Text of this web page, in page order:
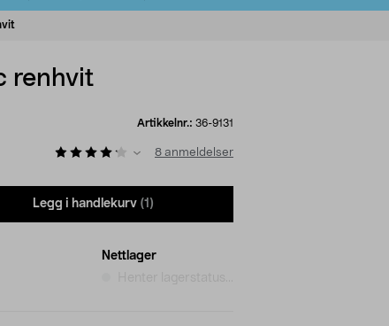
renhvit
Artikkelnr.: 36-9131
8 anmeldelser
Legg i handlekurv (1)
Nettlager